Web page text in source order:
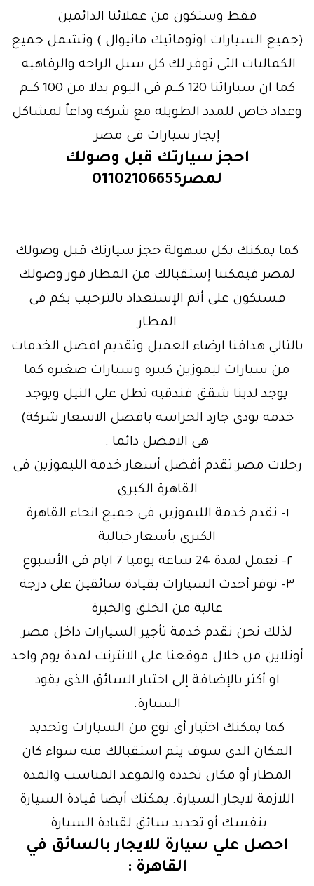
فقط وستكون من عملائنا الدائمين
(جميع السيارات اوتوماتيك مانيوال ) وتشمل جميع
الكماليات التى توفر لك كل سبل الراحه والرفاهيه.
كما ان سياراتنا 120 كــم فى اليوم بدلا من 100 كــم
وعداد خاص للمدد الطويله مع شركه وداعاٌ لمشاكل
إيجار سيارات فى مصر
احجز سيارتك قبل وصولك
لمصر01102106655
كما يمكنك بكل سهولة حجز سيارتك قبل وصولك
لمصر فيمكننا إستقبالك من المطار فور وصولك
فسنكون على أتم الإستعداد بالترحيب بكم فى
المطار
بالتالي هدافنا ارضاء العميل وتقديم افضل الخدمات
من سيارات ليموزين كبيره وسيارات صغيره كما
يوجد لدينا شقق فندقيه تطل على النيل ويوجد
خدمه بودى جارد الحراسه بافضل الاسعار شركة)
هى الافضل دائما .
رحلات مصر تقدم أفضل أسعار خدمة الليموزين فى
القاهرة الكبري
١- نقدم خدمة الليموزين فى جميع انحاء القاهرة
الكبرى بأسعار خيالية
٢- نعمل لمدة 24 ساعة يوميا 7 ايام فى الأسبوع
٣- نوفر أحدث السيارات بقيادة سائقين على درجة
عالية من الخلق والخبرة
لذلك نحن نقدم خدمة تأجير السيارات داخل مصر
أونلاين من خلال موقعنا على الانترنت لمدة يوم واحد
او أكثر بالإضافة إلى اختيار السائق الذى يقود
السيارة.
كما يمكنك اختيار أى نوع من السيارات وتحديد
المكان الذى سوف يتم استقبالك منه سواء كان
المطار أو مكان تحدده والموعد المناسب والمدة
اللازمة لايجار السيارة. يمكنك أيضا قيادة السيارة
بنفسك أو تحديد سائق لقيادة السيارة.
احصل علي سيارة للايجار بالسائق في
القاهرة :